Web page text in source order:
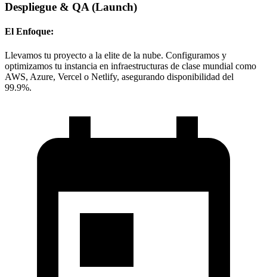
Despliegue & QA (Launch)
El Enfoque:
Llevamos tu proyecto a la elite de la nube. Configuramos y
optimizamos tu instancia en infraestructuras de clase mundial como
AWS, Azure, Vercel o Netlify, asegurando disponibilidad del
99.9%.